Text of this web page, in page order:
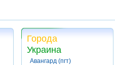
Города
Украина
Авангард (пгт)